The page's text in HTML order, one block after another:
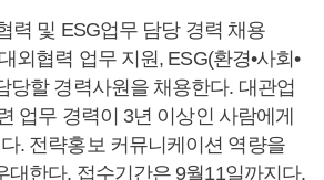
력 및 ESG업무 담당 경력 채용
외협력 업무 지원, ESG(환경•사회•
당할 경력사원을 채용한다. 대관업
업무 경력이 3년 이상인 사람에게
. 전략홍보 커뮤니케이션 역량을
대한다. 접수기간은 9월11일까지다.